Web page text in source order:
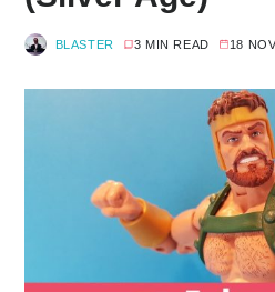
BLASTER 3 MIN READ 18